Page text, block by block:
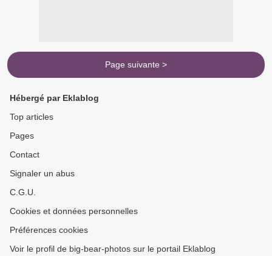
Page suivante >
Hébergé par Eklablog
Top articles
Pages
Contact
Signaler un abus
C.G.U.
Cookies et données personnelles
Préférences cookies
Voir le profil de big-bear-photos sur le portail Eklablog